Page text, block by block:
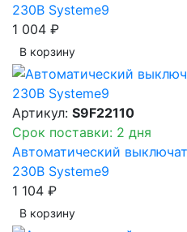
230В Systeme9
1 004 ₽
В корзинy
Артикул: S9F22110
Срок поставки: 2 дня
Автоматический
230В Systeme9
1 104 ₽
В корзинy